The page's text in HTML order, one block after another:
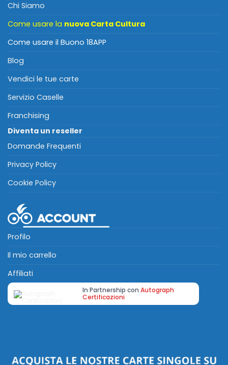
Chi Siamo
Come usare la nuova Carta Cultura
Come usare il Buono 18APP
Blog
Vendici le tue carte
Servizio Caselle
Franchising
Diventa un reseller
Domande Frequenti
Privacy Policy
Cookie Policy
Profilo
Il mio carrello
Affiliati
In Partnership con Autograph
Certificazioni